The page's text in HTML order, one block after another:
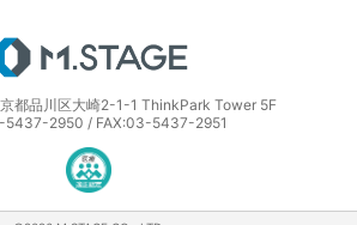
都品川区大崎2-1-1 ThinkPark Tower 5F
5437-2950 / FAX:03-5437-2951